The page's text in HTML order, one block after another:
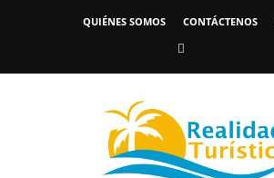
QUIÉNES SOMOS CONTÁCTENOS